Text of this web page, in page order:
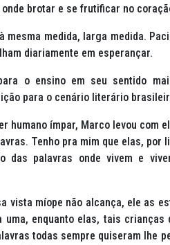
brotar e se frutificar no
mesma medida, larga medida.
diariamente em esperançar.
o ensino em seu sentido
para o cenário literário
humano ímpar, Marco levou com
Tenho pra mim que elas,
das palavras onde vivem e
vista míope não alcança, ele as
uma, enquanto elas, tais
todas sempre quiseram lhe